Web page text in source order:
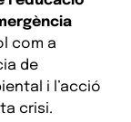
com a
de
i l’acció
crisi.